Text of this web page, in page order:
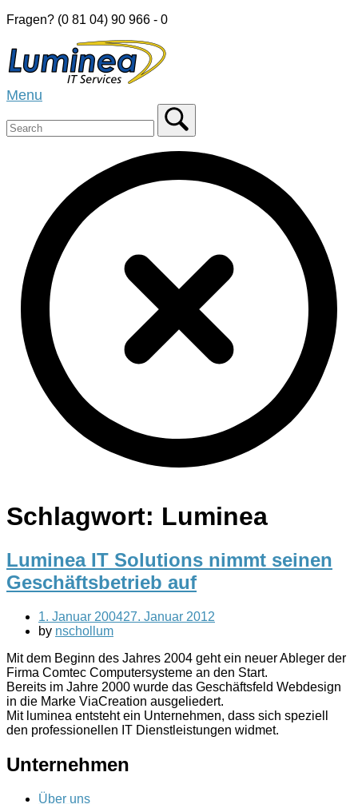
Skip
content
Fragen? (0 81 04) 90 966 - 0
Home
Menu
Schlagwort: Luminea
Luminea IT Solutions nimmt seinen
Geschäftsbetrieb auf
1. Januar 200427. Januar 2012
by nschollum
Mit dem Beginn des Jahres 2004 geht ein neuer Ableger der
Firma Comtec Computersysteme an den Start.
Bereits im Jahre 2000 wurde das Geschäftsfeld Webdesign
in die Marke ViaCreation ausgeliedert.
Mit luminea entsteht ein Unternehmen, dass sich speziell
den professionellen IT Dienstleistungen widmet.
Unternehmen
Über uns